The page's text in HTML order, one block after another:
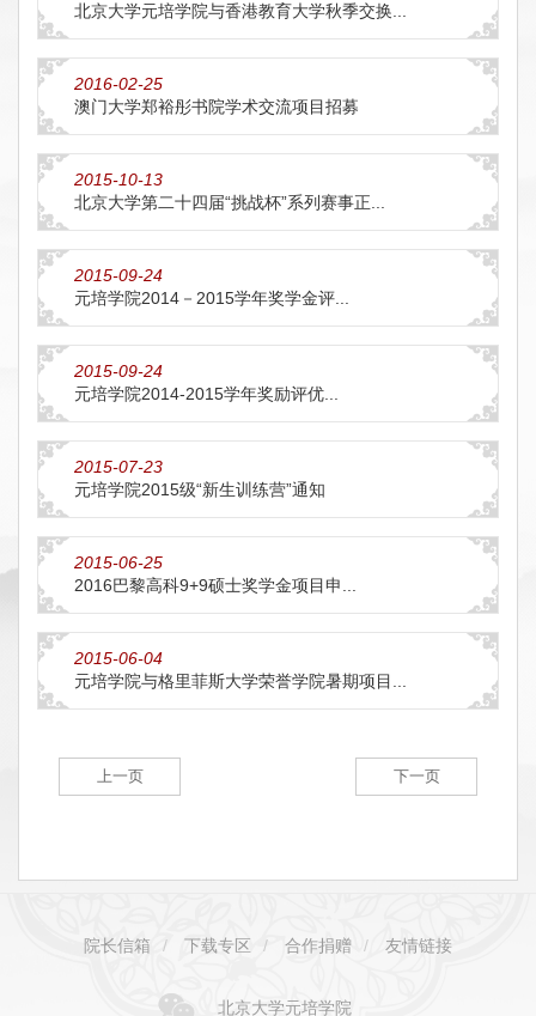
北京大学元培学院与香港教育大学秋季交换...
2016-02-25
澳门大学郑裕彤书院学术交流项目招募
2015-10-13
北京大学第二十四届“挑战杯”系列赛事正...
2015-09-24
元培学院2014－2015学年奖学金评...
2015-09-24
元培学院2014-2015学年奖励评优...
2015-07-23
元培学院2015级“新生训练营”通知
2015-06-25
2016巴黎高科9+9硕士奖学金项目申...
2015-06-04
元培学院与格里菲斯大学荣誉学院暑期项目...
上一页 下一页
院长信箱 / 下载专区 / 合作捐赠 / 友情链接
北京大学元培学院